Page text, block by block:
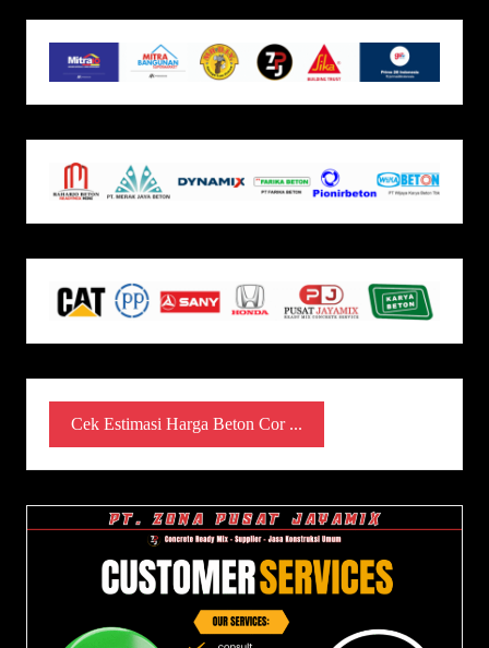
Cek Estimasi Harga Beton Cor ...